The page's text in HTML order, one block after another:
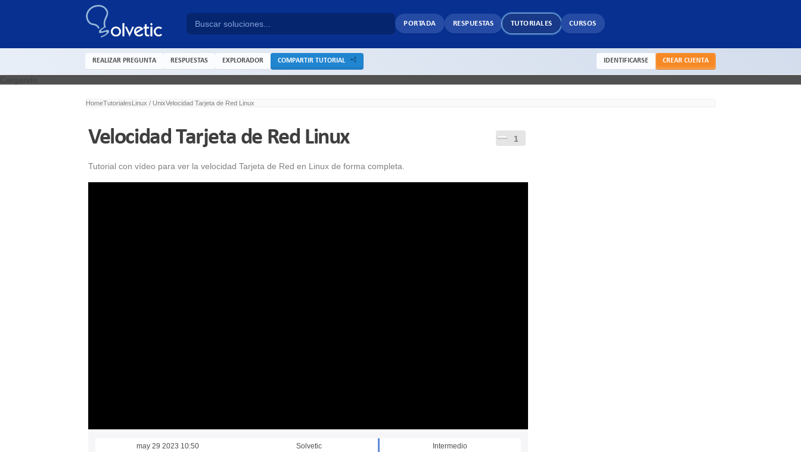
PORTADA RESPUESTAS TUTORIALES CURSOS
REALIZAR PREGUNTA RESPUESTAS EXPLORADOR COMPARTIR TUTORIAL IDENTIFICARSE CREAR CUENTA
HomeTutorialesLinux / UnixVelocidad Tarjeta de Red Linux
1
Velocidad Tarjeta de Red Linux
Tutorial con vídeo para ver la velocidad Tarjeta de Red en Linux de forma completa.
may 29 2023 10:50 Solvetic Intermedio